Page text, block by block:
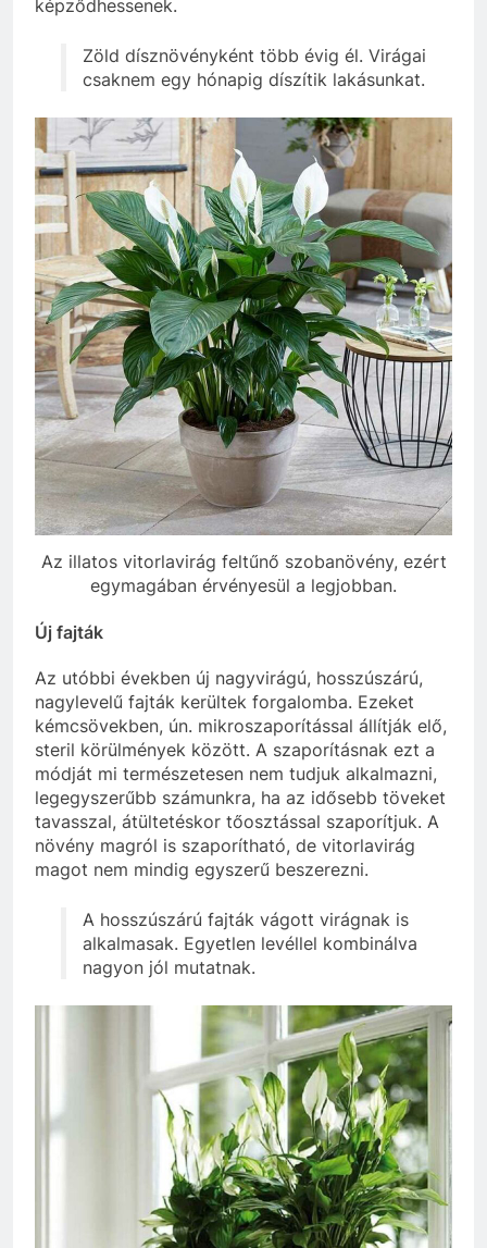
képződhessenek.
Zöld dísznövényként több évig él. Virágai
csaknem egy hónapig díszítik lakásunkat.
Az illatos vitorlavirág feltűnő szobanövény, ezért
egymagában érvényesül a legjobban.
Új fajták
Az utóbbi években új nagyvirágú, hosszúszárú,
nagylevelű fajták kerültek forgalomba. Ezeket
kémcsövekben, ún. mikroszaporítással állítják elő,
steril körülmények között. A szaporításnak ezt a
módját mi természetesen nem tudjuk alkalmazni,
legegyszerűbb számunkra, ha az idősebb töveket
tavasszal, átültetéskor tőosztással szaporítjuk. A
növény magról is szaporítható, de vitorlavirág
magot nem mindig egyszerű beszerezni.
A hosszúszárú fajták vágott virágnak is
alkalmasak. Egyetlen levéllel kombinálva
nagyon jól mutatnak.